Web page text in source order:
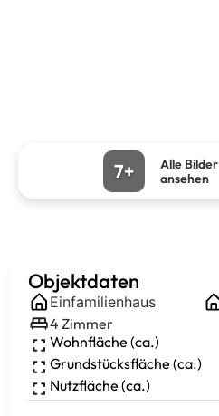
7+
Alle Bilder
ansehen
Objektdaten
Einfamilienhaus
4 Zimmer
Wohnfläche (ca.)
Grundstücksfläche (ca.)
Nutzfläche (ca.)